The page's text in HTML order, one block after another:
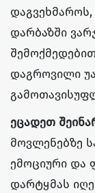
დარბაზში
დაგროვილი
ეცადეთ
მოვლენებზე
ემოციური და
დარტყმას